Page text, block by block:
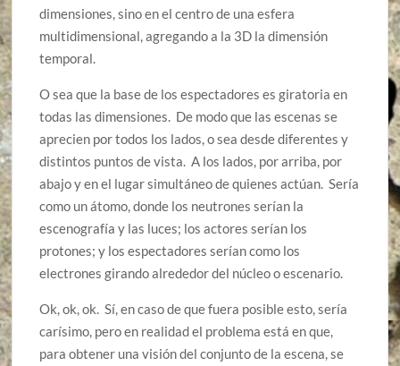
dimensiones, sino en el centro de una esfera
multidimensional, agregando a la 3D la dimensión
temporal.
O sea que la base de los espectadores es giratoria en
todas las dimensiones. De modo que las escenas se
aprecien por todos los lados, o sea desde diferentes y
distintos puntos de vista. A los lados, por arriba, por
abajo y en el lugar simultáneo de quienes actúan. Sería
como un átomo, donde los neutrones serían la
escenografía y las luces; los actores serían los
protones; y los espectadores serían como los
electrones girando alrededor del núcleo o escenario.
Ok, ok, ok. Sí, en caso de que fuera posible esto, sería
carísimo, pero en realidad el problema está en que,
para obtener una visión del conjunto de la escena, se